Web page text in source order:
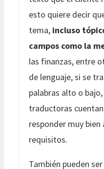
esto quiere decir
tema, incluso
campos como la
las finanzas, entre
de lenguaje, si se
palabras alto o
traductoras
responder muy
requisitos.
También pueden